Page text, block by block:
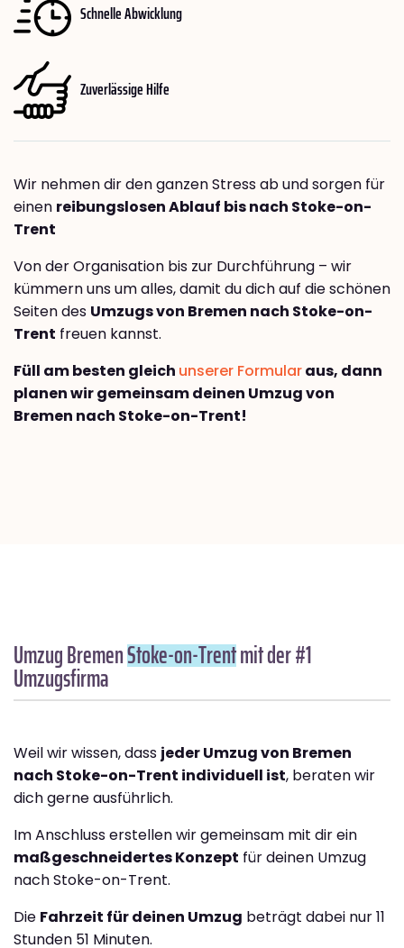
Schnelle Abwicklung
Zuverlässige Hilfe
Wir nehmen dir den ganzen Stress ab und sorgen für
einen reibungslosen Ablauf bis nach Stoke-on-
Trent
Von der Organisation bis zur Durchführung – wir
kümmern uns um alles, damit du dich auf die schönen
Seiten des Umzugs von Bremen nach Stoke-on-
Trent freuen kannst.
Füll am besten gleich unserer Formularaus, dann
planen wir gemeinsam deinen Umzug von
Bremen nach Stoke-on-Trent!
Umzug BremenStoke-on-Trentmit der #1
Umzugsfirma
Weil wir wissen, dass jeder Umzug von Bremen
nach Stoke-on-Trent individuell ist, beraten wir
dich gerne ausführlich.
Im Anschluss erstellen wir gemeinsam mit dir ein
maßgeschneidertes Konzept für deinen Umzug
nach Stoke-on-Trent.
Die Fahrzeit für deinen Umzug beträgt dabei nur 11
Stunden 51 Minuten.